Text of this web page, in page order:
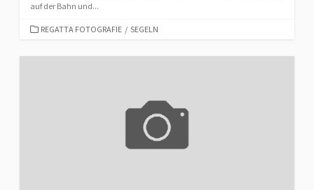
auf der Bahn und...
CATEGORIES
REGATTA FOTOGRAFIE / SEGELN